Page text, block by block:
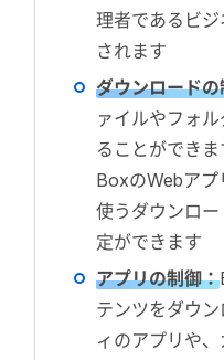
理者であるビ
されます
ダウンロード
ァイルやフォ
ることができ
BoxのWebアプ
使うダウンロ
定ができます
アプリの制御：
テンツをダウ
ィのアプリや